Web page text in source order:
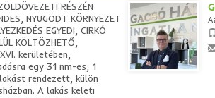
RÉSZÉN
NYUGODT KÖRNYEZET
EGYEDI, CIRKÓ
KÖLTÖZHETŐ,
kerületében,
egy 31 nm-es, 1
rendezett, külön
A lakás keleti